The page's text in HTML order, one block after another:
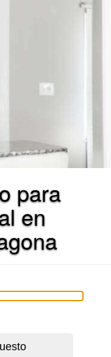
para
en